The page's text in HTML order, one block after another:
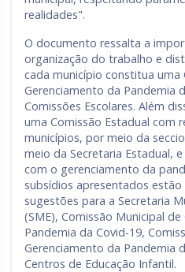
realidades".
O documento ressalta a
organização do trabalho e
cada município constitua uma
Gerenciamento da Pandemia
Comissões Escolares. Além
uma Comissão Estadual com
municípios, por meio da
meio da Secretaria Estadual,
com o gerenciamento da
subsídios apresentados
sugestões para a Secretaria
(SME), Comissão Municipal
Pandemia da Covid-19,
Gerenciamento da Pandemia
Centros de Educação Infantil.